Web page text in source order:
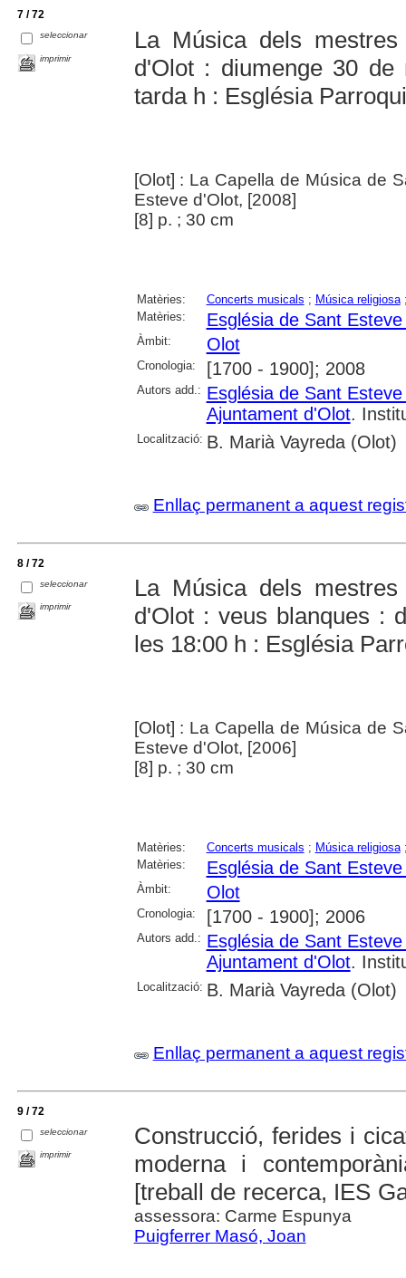
7 / 72
seleccionar
imprimir
La Música dels
d'Olot : diumenge 30
tarda h : Església
[Olot] : La Capella de Música de
Esteve d'Olot, [2008]
[8] p. ; 30 cm
Matèries: Concerts musicals ; Música religiosa
Matèries:
Església de Sant
Àmbit: Olot
Cronologia: [1700 - 1900]; 2008
Autors add.: Església de Sant
Ajuntament d'Olot.
Localització: B. Marià Vayreda (Olot)
Enllaç permanent a aquest
8 / 72
seleccionar
imprimir
La Música dels
d'Olot : veus blanques :
les 18:00 h : Església
[Olot] : La Capella de Música de
Esteve d'Olot, [2006]
[8] p. ; 30 cm
Matèries: Concerts musicals ; Música religiosa
Matèries:
Església de Sant
Àmbit: Olot
Cronologia: [1700 - 1900]; 2006
Autors add.: Església de Sant
Ajuntament d'Olot.
Localització: B. Marià Vayreda (Olot)
Enllaç permanent a aquest
9 / 72
seleccionar
imprimir
Construcció, ferides i
moderna i
[treball de recerca, IES
assessora: Carme Espunya
Puigferrer Masó, Joan